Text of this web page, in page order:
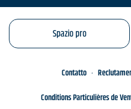
Spazio pro
Contatto
Conditions Particulières de